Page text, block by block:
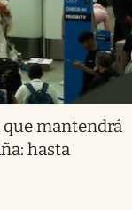
mantendrá
hasta